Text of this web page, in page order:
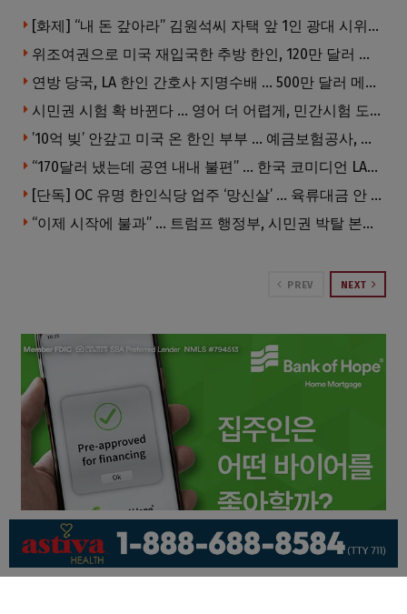
[화제] “내 돈 갚아라” 김원석씨 자택 앞 1인 광대 시위 … 한인 투자사, “108만 달러 못받아”
위조여권으로 미국 재입국한 추방 한인, 120만 달러 은행 사기 행각
연방 당국, LA 한인 간호사 지명수배 … 500만 달러 메디캐어 사기, 선고 직전 한국 도주
시민권 시험 확 바뀐다 … 영어 더 어렵게, 민간시험 도입 추진
’10억 빚’ 안갚고 미국 온 한인 부부 … 예금보험공사, 미국서 소송
“170달러 냈는데 공연 내내 불편” … 한국 코미디언 LA공연, 음향 불량에 외모 비하 개그 논란
[단독] OC 유명 한인식당 업주 ‘망신살’ … 육류대금 안 갚자 식당서 공개추심
“이제 시작에 불과” … 트럼프 행정부, 시민권 박탈 본격화
PREV NEXT